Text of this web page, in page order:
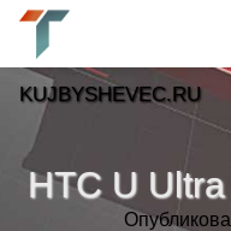
HTC U
KUJBYSHEVEC.RU
Тренды новостей»